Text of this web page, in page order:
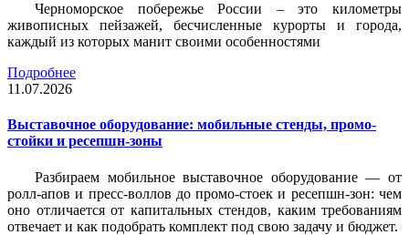
Черноморское побережье России – это километры
живописных пейзажей, бесчисленные курорты и города,
каждый из которых манит своими особенностями
Подробнее
11.07.2026
Выставочное оборудование: мобильные стенды, промо-
стойки и ресепшн-зоны
Разбираем мобильное выставочное оборудование — от
ролл-апов и пресс-воллов до промо-стоек и ресепшн-зон: чем
оно отличается от капитальных стендов, каким требованиям
отвечает и как подобрать комплект под свою задачу и бюджет.